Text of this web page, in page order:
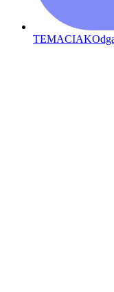
TEMACIAK